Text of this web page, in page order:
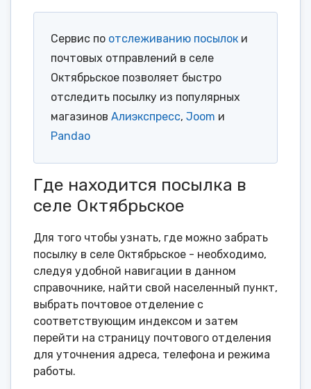
Сервис по отслеживанию посылок и
почтовых отправлений в селе
Октябрьское позволяет быстро
отследить посылку из популярных
магазинов Алиэкспресс, Joom и
Pandao
Где находится посылка в
селе Октябрьское
Для того чтобы узнать, где можно забрать
посылку в селе Октябрьское - необходимо,
следуя удобной навигации в данном
справочнике, найти свой населенный пункт,
выбрать почтовое отделение с
соответствующим индексом и затем
перейти на страницу почтового отделения
для уточнения адреса, телефона и режима
работы.